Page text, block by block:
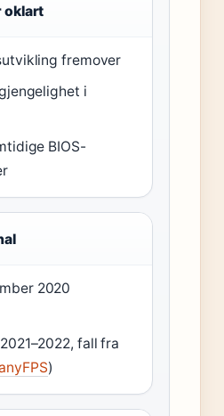
oklart
fremover
i
BIOS-
2020
fall fra
)